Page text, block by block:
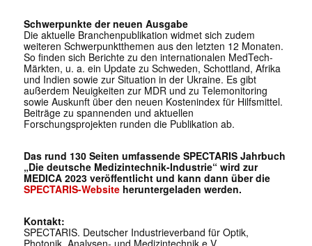
Schwerpunkte der neuen Ausgabe
Die aktuelle Branchenpublikation widmet sich zudem
weiteren Schwerpunktthemen aus den letzten 12 Monaten.
So finden sich Berichte zu den internationalen MedTech-
Märkten, u. a. ein Update zu Schweden, Schottland, Afrika
und Indien sowie zur Situation in der Ukraine. Es gibt
außerdem Neuigkeiten zur MDR und zu Telemonitoring
sowie Auskunft über den neuen Kostenindex für Hilfsmittel.
Beiträge zu spannenden und aktuellen
Forschungsprojekten runden die Publikation ab.
Das rund 130 Seiten umfassende SPECTARIS Jahrbuch
„Die deutsche Medizintechnik-Industrie“ wird zur
MEDICA 2023 veröffentlicht und kann dann über die
SPECTARIS-Website heruntergeladen werden.
Kontakt:
SPECTARIS. Deutscher Industrieverband für Optik,